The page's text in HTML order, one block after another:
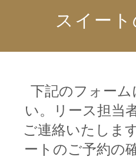
スイー
下記のフォーム
い。リース担当
ご連絡いたしま
ートのご予約の